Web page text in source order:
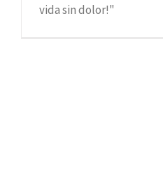
vida sin dolor!"